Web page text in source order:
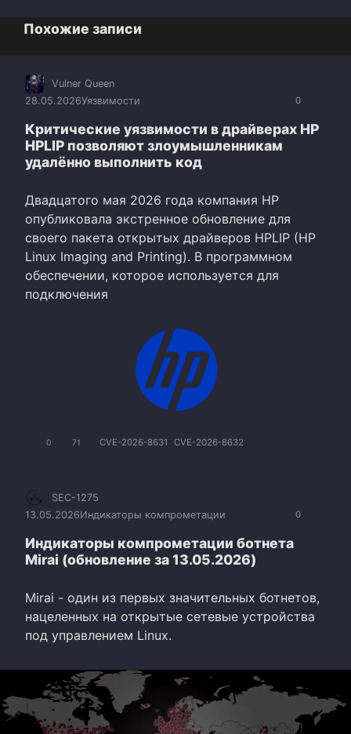
Похожие записи
0
Vulner Queen
28.05.2026Уязвимости
Критические уязвимости в драйверах HP
HPLIP позволяют злоумышленникам
удалённо выполнить код
Двадцатого мая 2026 года компания HP
опубликовала экстренное обновление для
своего пакета открытых драйверов HPLIP (HP
Linux Imaging and Printing). В программном
обеспечении, которое используется для
подключения
0 71 CVE-2026-8631 CVE-2026-8632
0
SEC-1275
13.05.2026Индикаторы компрометации
Индикаторы компрометации ботнета
Mirai (обновление за 13.05.2026)
Mirai - один из первых значительных ботнетов,
нацеленных на открытые сетевые устройства
под управлением Linux.